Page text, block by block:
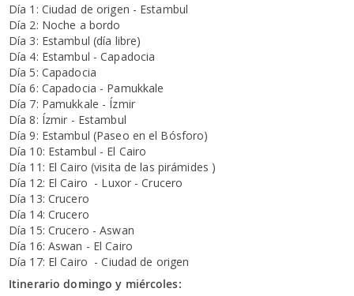
Día 1: Ciudad de origen - Estambul
Día 2: Noche a bordo
Día 3: Estambul (día libre)
Día 4: Estambul - Capadocia
Día 5: Capadocia
Día 6: Capadocia - Pamukkale
Día 7: Pamukkale - Ízmir
Día 8: Ízmir - Estambul
Día 9: Estambul (Paseo en el Bósforo)
Día 10: Estambul - El Cairo
Día 11: El Cairo (visita de las pirámides )
Día 12: El Cairo - Luxor - Crucero
Día 13: Crucero
Día 14: Crucero
Día 15: Crucero - Aswan
Día 16: Aswan - El Cairo
Día 17: El Cairo - Ciudad de origen
Itinerario domingo y miércoles: